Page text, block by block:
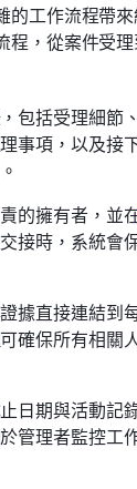
工作流程帶
程，從案件受
包括受理細節
事項，以及接
的擁有者，並
接時，系統會
據直接連結到
確保所有相關
日期與活動記
管理者監控工